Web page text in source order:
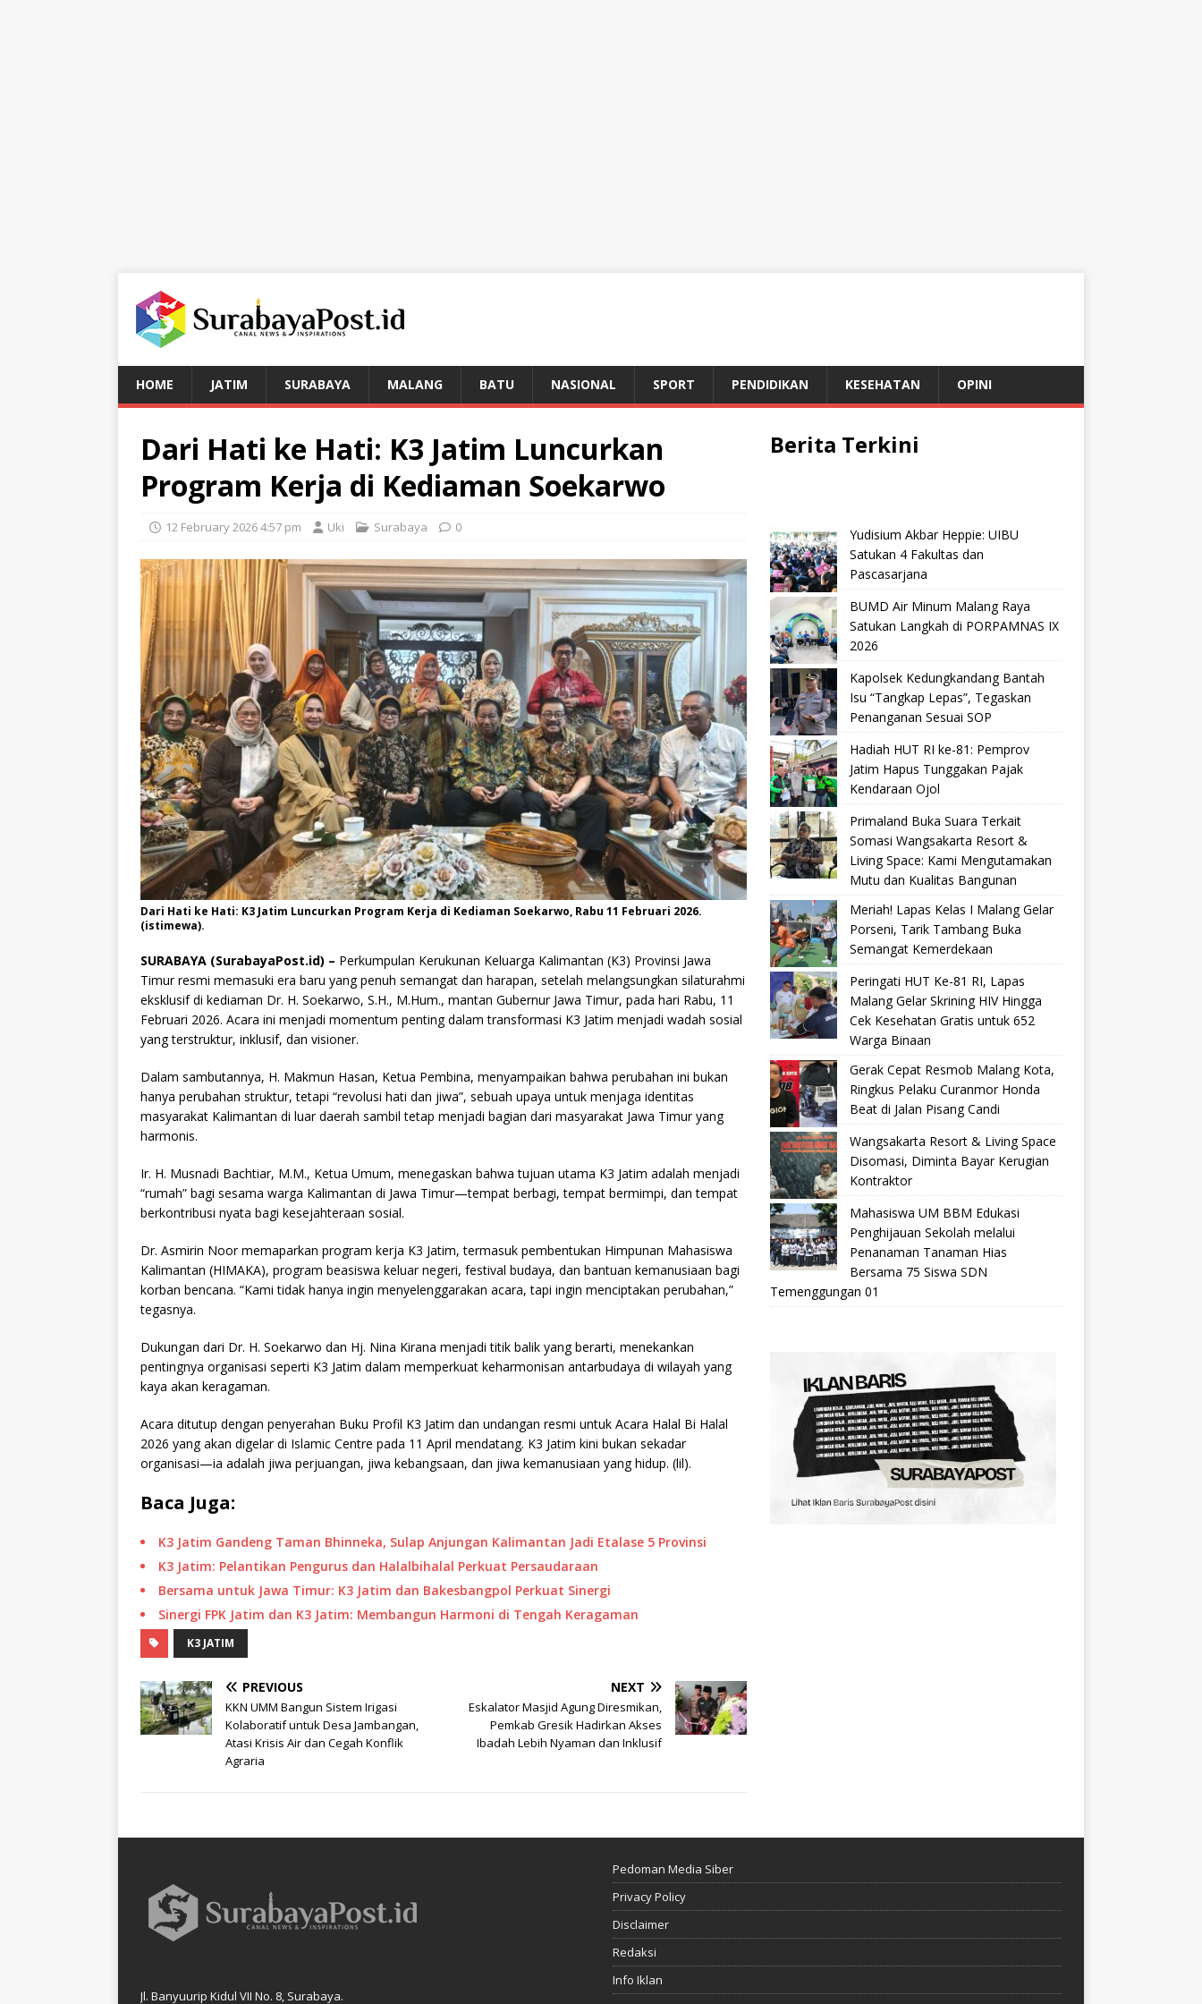
HOME JATIM SURABAYA MALANG BATU NASIONAL SPORT PENDIDIKAN KESEHATAN OPINI
Dari Hati ke Hati: K3 Jatim Luncurkan
Program Kerja di Kediaman Soekarwo
12 February 2026 4:57 pm Uki Surabaya 0
Dari Hati ke Hati: K3 Jatim Luncurkan Program Kerja di Kediaman Soekarwo, Rabu 11 Februari 2026.
(istimewa).
SURABAYA (SurabayaPost.id) – Perkumpulan Kerukunan Keluarga Kalimantan (K3) Provinsi Jawa
Timur resmi memasuki era baru yang penuh semangat dan harapan, setelah melangsungkan silaturahmi
eksklusif di kediaman Dr. H. Soekarwo, S.H., M.Hum., mantan Gubernur Jawa Timur, pada hari Rabu, 11
Februari 2026. Acara ini menjadi momentum penting dalam transformasi K3 Jatim menjadi wadah sosial
yang terstruktur, inklusif, dan visioner.
Dalam sambutannya, H. Makmun Hasan, Ketua Pembina, menyampaikan bahwa perubahan ini bukan
hanya perubahan struktur, tetapi “revolusi hati dan jiwa”, sebuah upaya untuk menjaga identitas
masyarakat Kalimantan di luar daerah sambil tetap menjadi bagian dari masyarakat Jawa Timur yang
harmonis.
Ir. H. Musnadi Bachtiar, M.M., Ketua Umum, menegaskan bahwa tujuan utama K3 Jatim adalah menjadi
“rumah” bagi sesama warga Kalimantan di Jawa Timur—tempat berbagi, tempat bermimpi, dan tempat
berkontribusi nyata bagi kesejahteraan sosial.
Dr. Asmirin Noor memaparkan program kerja K3 Jatim, termasuk pembentukan Himpunan Mahasiswa
Kalimantan (HIMAKA), program beasiswa keluar negeri, festival budaya, dan bantuan kemanusiaan bagi
korban bencana. “Kami tidak hanya ingin menyelenggarakan acara, tapi ingin menciptakan perubahan,”
tegasnya.
Dukungan dari Dr. H. Soekarwo dan Hj. Nina Kirana menjadi titik balik yang berarti, menekankan
pentingnya organisasi seperti K3 Jatim dalam memperkuat keharmonisan antarbudaya di wilayah yang
kaya akan keragaman.
Acara ditutup dengan penyerahan Buku Profil K3 Jatim dan undangan resmi untuk Acara Halal Bi Halal
2026 yang akan digelar di Islamic Centre pada 11 April mendatang. K3 Jatim kini bukan sekadar
organisasi—ia adalah jiwa perjuangan, jiwa kebangsaan, dan jiwa kemanusiaan yang hidup. (lil).
Baca Juga:
K3 Jatim Gandeng Taman Bhinneka, Sulap Anjungan Kalimantan Jadi Etalase 5 Provinsi
K3 Jatim: Pelantikan Pengurus dan Halalbihalal Perkuat Persaudaraan
Bersama untuk Jawa Timur: K3 Jatim dan Bakesbangpol Perkuat Sinergi
Sinergi FPK Jatim dan K3 Jatim: Membangun Harmoni di Tengah Keragaman
K3 JATIM
PREVIOUS
KKN UMM Bangun Sistem Irigasi
Kolaboratif untuk Desa Jambangan,
Atasi Krisis Air dan Cegah Konflik
Agraria
NEXT
Eskalator Masjid Agung Diresmikan,
Pemkab Gresik Hadirkan Akses
Ibadah Lebih Nyaman dan Inklusif
Berita Terkini
Yudisium Akbar Heppie: UIBU
Satukan 4 Fakultas dan
Pascasarjana
BUMD Air Minum Malang Raya
Satukan Langkah di PORPAMNAS IX
2026
Kapolsek Kedungkandang Bantah
Isu “Tangkap Lepas”, Tegaskan
Penanganan Sesuai SOP
Hadiah HUT RI ke-81: Pemprov
Jatim Hapus Tunggakan Pajak
Kendaraan Ojol
Primaland Buka Suara Terkait
Somasi Wangsakarta Resort &
Living Space: Kami Mengutamakan
Mutu dan Kualitas Bangunan
Meriah! Lapas Kelas I Malang Gelar
Porseni, Tarik Tambang Buka
Semangat Kemerdekaan
Peringati HUT Ke-81 RI, Lapas
Malang Gelar Skrining HIV Hingga
Cek Kesehatan Gratis untuk 652
Warga Binaan
Gerak Cepat Resmob Malang Kota,
Ringkus Pelaku Curanmor Honda
Beat di Jalan Pisang Candi
Wangsakarta Resort & Living Space
Disomasi, Diminta Bayar Kerugian
Kontraktor
Mahasiswa UM BBM Edukasi
Penghijauan Sekolah melalui
Penanaman Tanaman Hias
Bersama 75 Siswa SDN
Temenggungan 01
Jl. Banyuurip Kidul VII No. 8, Surabaya.
Pedoman Media Siber
Privacy Policy
Disclaimer
Redaksi
Info Iklan